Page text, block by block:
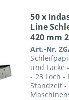
50 x
Line
420 mm
Art.-Nr.
und Lacke
- 23 Loch -
Standzeit